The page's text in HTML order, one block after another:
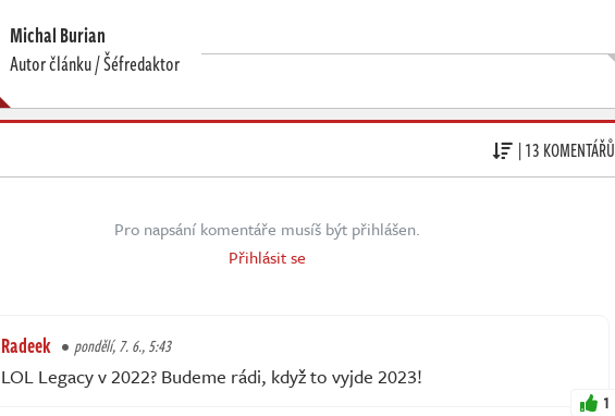
Michal Burian
Autor článku / Šéfredaktor
| 13 KOMENTÁŘŮ
Pro napsání komentáře musíš být přihlášen.
Přihlásit se
Radeek pondělí, 7. 6., 5:43
LOL Legacy v 2022? Budeme rádi, když to vyjde 2023!
1